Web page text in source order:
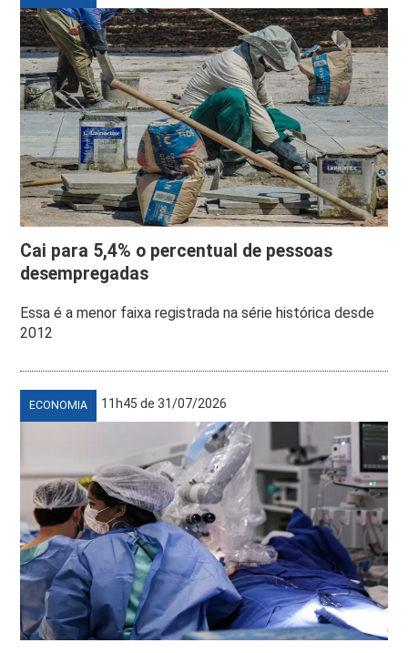
Cai para 5,4% o percentual de pessoas
desempregadas
Essa é a menor faixa registrada na série histórica desde
2012
ECONOMIA 11h45 de 31/07/2026